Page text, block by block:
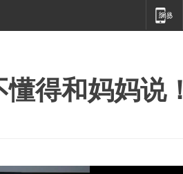
得和妈妈说！